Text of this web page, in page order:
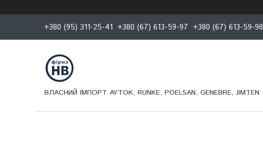
+380 (95) 311-25-41 +380 (67) 613-59-97 +380 (67) 613-59-98
ВЛАСНИЙ ІМПОРТ AYTOK, RUNKE, POELSAN, GENEBRE, JIMTEN